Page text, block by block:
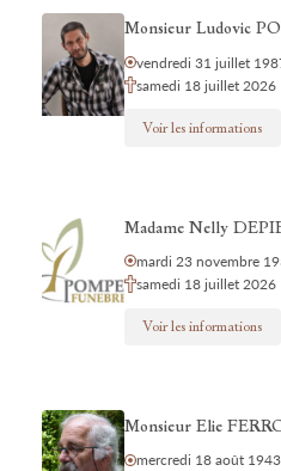
Monsieur Ludovic
vendredi 31 juillet
samedi 18 juillet 2026
Voir les informations
Madame Nelly
mardi 23 novembre
samedi 18 juillet 2026
Voir les informations
Monsieur Elie
mercredi 18 août 1943